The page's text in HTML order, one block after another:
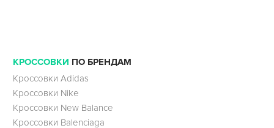
КРОССОВКИ ПО БРЕНДАМ
Кроссовки Adidas
Кроссовки Nike
Кроссовки New Balance
Кроссовки Balenciaga